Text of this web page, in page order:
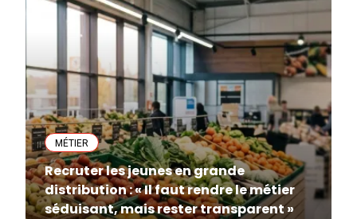
MÉTIER
Recruter les jeunes en grande
distribution : « Il faut rendre le métier
séduisant, mais rester transparent »